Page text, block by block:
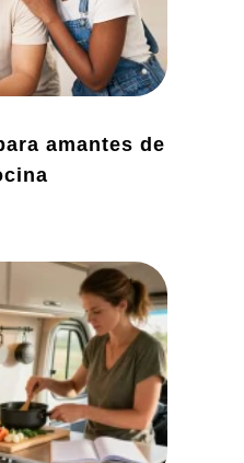
amantes de